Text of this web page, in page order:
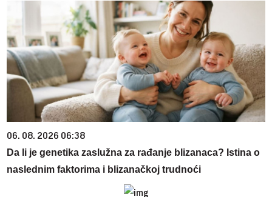
06. 08. 2026 06:38
Da li je genetika zaslužna za rađanje blizanaca? Istina o
naslednim faktorima i blizanačkoj trudnoći